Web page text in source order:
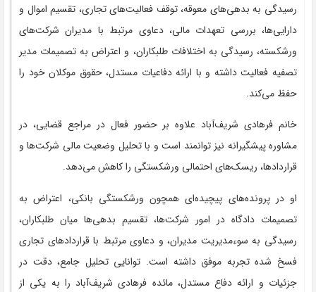
رسیدگی به بدهی‌های معوقه، توقف فعالیت‌های تجاری، تقسیم اموال و
دارایی‌ها، بررسی تعهدات مالی، دعاوی مرتبط با مدیران شرکت‌های
ورشکسته، رسیدگی به اختلافات طلبکاران، و اعتراض به تصمیمات مدیر
تصفیه فعالیت داشته و با ارائه دفاعیات مستدل، حقوق موکلان خود را
حفظ می‌کند.
خانم فرهادی شریف‌آباد علاوه بر حضور فعال در مراجع قضایی، در
مشاوره پیشگیرانه نیز توانمند است و با تحلیل وضعیت مالی شرکت‌ها و
قراردادها، ریسک‌های احتمالی ورشکستگی را کاهش می‌دهد.
او در پرونده‌های پیچیده‌ای همچون ورشکستگی بانکی، اعتراض به
تصمیمات دادگاه در امور شرکت‌ها، تقسیم بدهی‌ها میان طلبکاران،
رسیدگی به سوءمدیریت مدیران، و دعاوی مرتبط با قراردادهای تجاری
فسخ شده تجربه موفق داشته است. توانایی تحلیل جامع، دقت در
جزئیات و ارائه دفاع مستدل، مائده فرهادی شریف‌آباد را به یکی از